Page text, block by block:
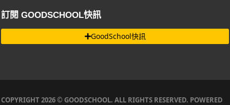
訂閱 GOODSCHOOL快訊
GoodSchool快訊
COPYRIGHT 2026 © GOODSCHOOL. ALL RIGHTS RESERVED. POWERED